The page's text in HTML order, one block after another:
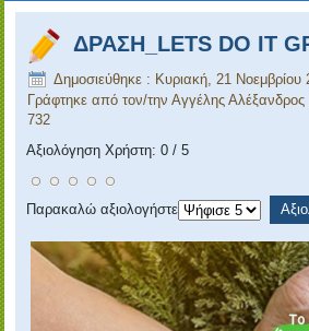
ΔΡΑΣΗ_LETS DO IT
Δημοσιεύθηκε : Κυριακή, 21 Νοεμβρίου
Γράφτηκε από τον/την Αγγέλης Αλέξανδρος
732
Αξιολόγηση Χρήστη:0 /5
Παρακαλώ αξιολογήστε